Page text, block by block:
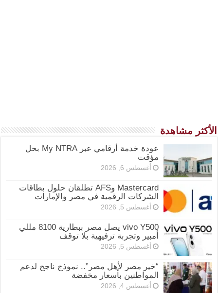
الأكثر مشاهدة
عودة خدمة أرقامي عبر My NTRA بحل
مؤقت
أغسطس 6, 2026
Mastercard وAFS تطلقان حلول بطاقات
الشركات الرقمية في مصر والإمارات
أغسطس 5, 2026
vivo Y500 يصل مصر ببطارية 8100 مللي
أمبير وتجربة ترفيهية بلا توقف
أغسطس 5, 2026
“خير مصر لأهل مصر”.. نموذج ناجح لدعم
المواطنين بأسعار مخفضة
أغسطس 4, 2026